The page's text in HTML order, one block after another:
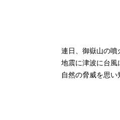
連日、御嶽山の噴
地震に津波に台風
自然の脅威を思い